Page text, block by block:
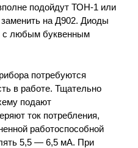
подойдут ТОН-1 или
на Д902. Диоды
с любым буквенным
потребуются
в работе. Тщательно
подают
ток потребления,
работоспособной
5,5 — 6,5 мА. При